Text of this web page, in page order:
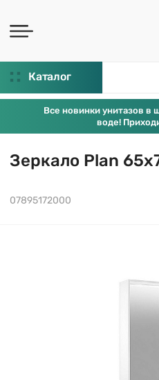
Каталог
Все новинки унитазов
воде!
Зеркало Plan
07895172000